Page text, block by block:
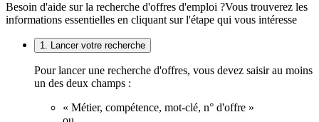
Besoin d'aide sur la recherche d'offres d'emploi ?Vous trouverez les
informations essentielles en cliquant sur l'étape qui vous intéresse
1. Lancer votre recherche
Pour lancer une recherche d'offres, vous devez saisir au moins
un des deux champs :
« Métier, compétence, mot-clé, n° d'offre »